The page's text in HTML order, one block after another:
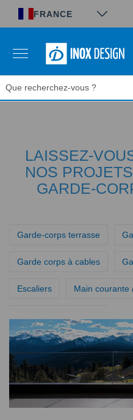
FRANCE
LAISSEZ-
NOS
GARDE-
Garde-corps terrasse
Garde corps à cables
Escaliers Main courante
Panneau de gestion des cookies